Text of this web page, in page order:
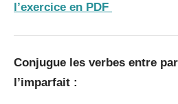
l’exercice en PDF
Conjugue les verbes entre
l’imparfait :